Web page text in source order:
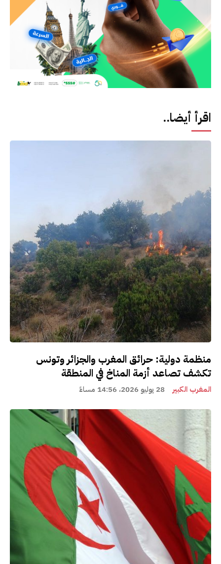
اقرأ أيضا..
منظمة دولية: حرائق المغرب والجزائر وتونس
تكشف تصاعد أزمة المناخ في المنطقة
المغرب الكبير 28 يوليو 2026، 14:56 مساءً